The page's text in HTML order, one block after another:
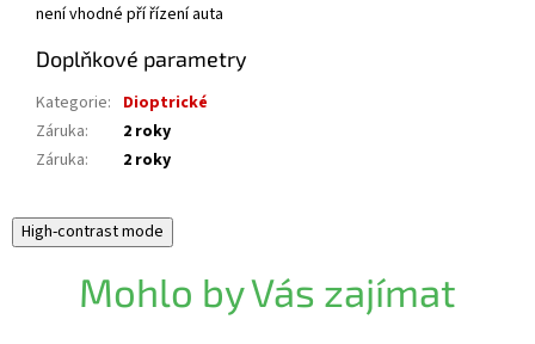
není vhodné pří řízení auta
Doplňkové parametry
Kategorie: Dioptrické
Záruka:
2 roky
Záruka: 2 roky
High-contrast mode
Mohlo by Vás zajímat